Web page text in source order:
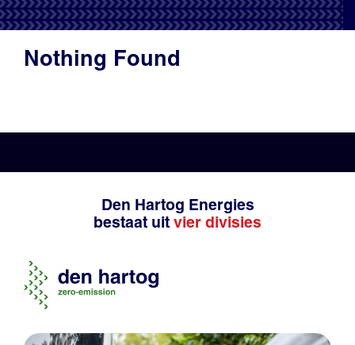
Productadvies
Nothing Found
Den Hartog Energies
bestaat uit vier divisies